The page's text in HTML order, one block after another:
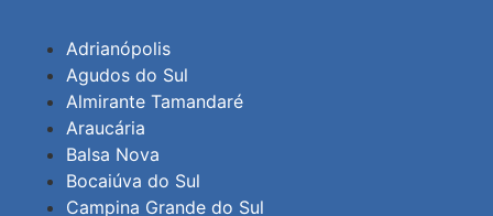
Adrianópolis
Agudos do Sul
Almirante Tamandaré
Araucária
Balsa Nova
Bocaiúva do Sul
Campina Grande do Sul